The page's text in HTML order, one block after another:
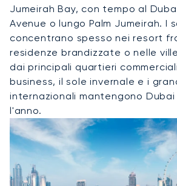
Jumeirah Bay, con tempo al
Avenue o lungo Palm Jumeirah. I
concentrano spesso nei resort
residenze brandizzate o nelle
dai principali quartieri
business, il sole invernale e i
internazionali mantengono
l'anno.